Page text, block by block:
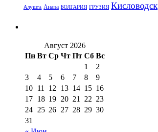
Алушта Анапа БОЛГАРИЯ ГРУЗИЯ Кисловодск
Август 2026
Пн Вт Ср Чт Пт Сб Вс
1
2
3
4 5 6 7 8
9
10 11 12 13 14 15 16
17 18 19 20 21 22 23
24 25 26 27 28 29 30
31